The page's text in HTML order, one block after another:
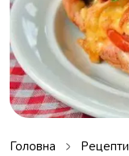
Головна Рецепти